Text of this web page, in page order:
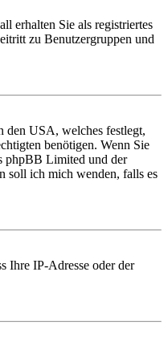
erhalten Sie als registriertes
zu Benutzergruppen und
den USA, welches festlegt,
benötigen. Wenn Sie
phpBB Limited und der
soll ich mich wenden, falls es
Ihre IP-Adresse oder der